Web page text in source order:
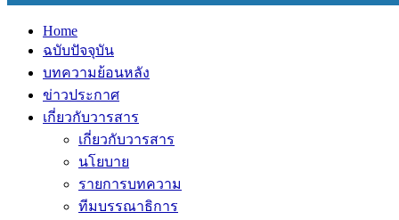
Home
ฉบับปัจจุบัน
บทความย้อนหลัง
ข่าวประกาศ
เกี่ยวกับวารสาร
เกี่ยวกับวารสาร
นโยบาย
รายการบทความ
ทีมบรรณาธิการ